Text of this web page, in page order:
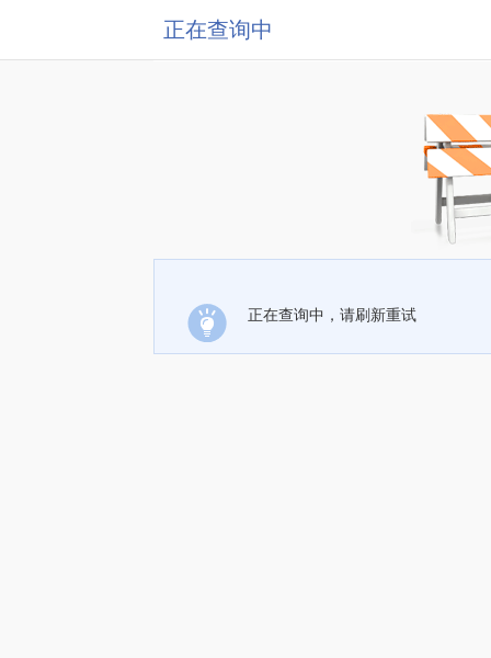
正在查询中
正在查询中，请刷新重试